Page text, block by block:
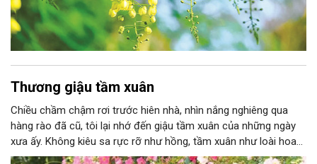
Thương giậu tầm xuân
Chiều chầm chậm rơi trước hiên nhà, nhìn nắng nghiêng qua
hàng rào đã cũ, tôi lại nhớ đến giậu tầm xuân của những ngày
xưa ấy. Không kiêu sa rực rỡ như hồng, tầm xuân như loài hoa
dại chỉ lặng lẽ leo lên bờ rào, nương vào từng mắt lưới kẽm,